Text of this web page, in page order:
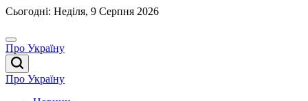
Перейти
вмісту
Сьогодні: Неділя, 9 Серпня 2026
Про Україну
Про Україну